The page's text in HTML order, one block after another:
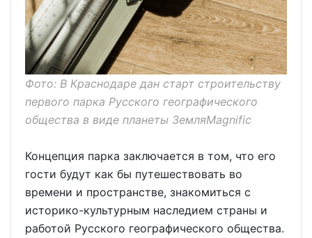
Фото: В Краснодаре дан старт строительству
первого парка Русского географического
общества в виде планеты ЗемляMagnific
Концепция парка заключается в том, что его
гости будут как бы путешествовать во
времени и пространстве, знакомиться с
историко-культурным наследием страны и
работой Русского географического общества.